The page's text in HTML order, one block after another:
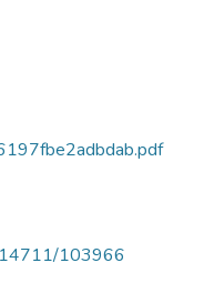
103966